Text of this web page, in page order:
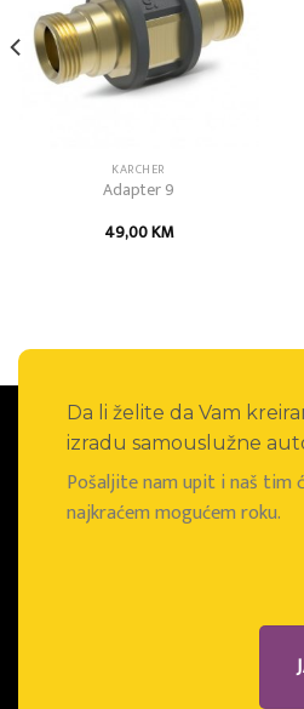
KARCHER
Adapter 9
49,00KM
Da li želite da Vam
izradu samouslužne
Pošaljite nam upit i naš tim
najkraćem mogućem roku.